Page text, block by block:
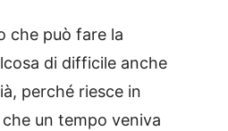
che può fare la
di difficile anche
perché riesce in
un tempo veniva